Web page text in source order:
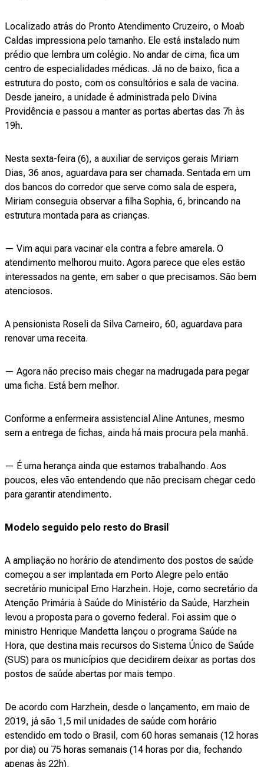
Localizado atrás do Pronto Atendimento Cruzeiro, o Moab
Caldas impressiona pelo tamanho. Ele está instalado num
prédio que lembra um colégio. No andar de cima, fica um
centro de especialidades médicas. Já no de baixo, fica a
estrutura do posto, com os consultórios e sala de vacina.
Desde janeiro, a unidade é administrada pelo Divina
Providência e passou a manter as portas abertas das 7h às
19h.
Nesta sexta-feira (6), a auxiliar de serviços gerais Miriam
Dias, 36 anos, aguardava para ser chamada. Sentada em um
dos bancos do corredor que serve como sala de espera,
Miriam conseguia observar a filha Sophia, 6, brincando na
estrutura montada para as crianças.
— Vim aqui para vacinar ela contra a febre amarela. O
atendimento melhorou muito. Agora parece que eles estão
interessados na gente, em saber o que precisamos. São bem
atenciosos.
A pensionista Roseli da Silva Carneiro, 60, aguardava para
renovar uma receita.
— Agora não preciso mais chegar na madrugada para pegar
uma ficha. Está bem melhor.
Conforme a enfermeira assistencial Aline Antunes, mesmo
sem a entrega de fichas, ainda há mais procura pela manhã.
— É uma herança ainda que estamos trabalhando. Aos
poucos, eles vão entendendo que não precisam chegar cedo
para garantir atendimento.
Modelo seguido pelo resto do Brasil
A ampliação no horário de atendimento dos postos de saúde
começou a ser implantada em Porto Alegre pelo então
secretário municipal Erno Harzhein. Hoje, como secretário da
Atenção Primária à Saúde do Ministério da Saúde, Harzhein
levou a proposta para o governo federal. Foi assim que o
ministro Henrique Mandetta lançou o programa Saúde na
Hora, que destina mais recursos do Sistema Único de Saúde
(SUS) para os municípios que decidirem deixar as portas dos
postos de saúde abertas por mais tempo.
De acordo com Harzhein, desde o lançamento, em maio de
2019, já são 1,5 mil unidades de saúde com horário
estendido em todo o Brasil, com 60 horas semanais (12 horas
por dia) ou 75 horas semanais (14 horas por dia, fechando
apenas às 22h).